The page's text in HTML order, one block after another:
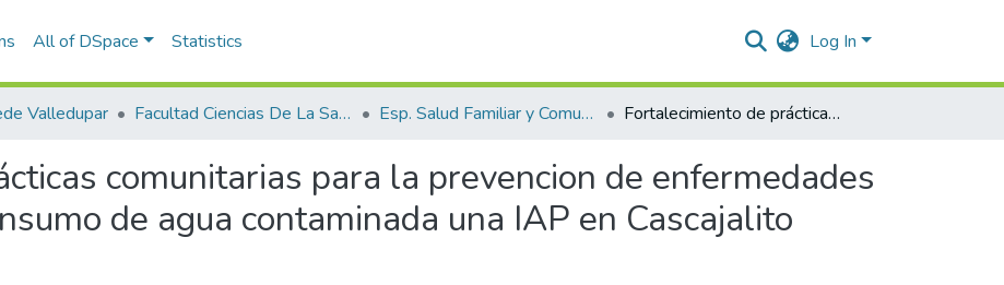
All of DSpace Statistics Log In
Valledupar Facultad Ciencias De La Salud. Esp. Salud Familiar y Comunitaria Fortalecimiento de prácticas comunitarias para la prevencion de enfermedades transmitidas por el consumo de agua contaminada una IAP en Cascajalito Guacoche 2025
comunitarias para la prevencion de enfermedades
de agua contaminada una IAP en Cascajalito